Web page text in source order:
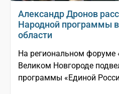
Александр Дронов
Народной программы
области
На региональном форуме
Великом Новгороде
программы «Единой